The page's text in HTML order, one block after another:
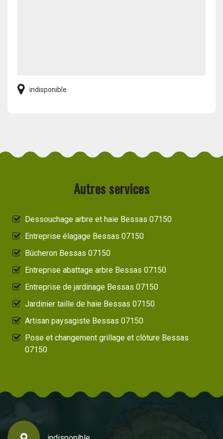
indisponible
Autres services
Dessouchage arbre et haie Bessas 07150
Entreprise élagage Bessas 07150
Bûcheron Bessas 07150
Entreprise abattage arbre Bessas 07150
Entreprise de jardinage Bessas 07150
Jardinier taille de haie Bessas 07150
Artisan paysagiste Bessas 07150
Pose et changement grillage et clôture Bessas
07150